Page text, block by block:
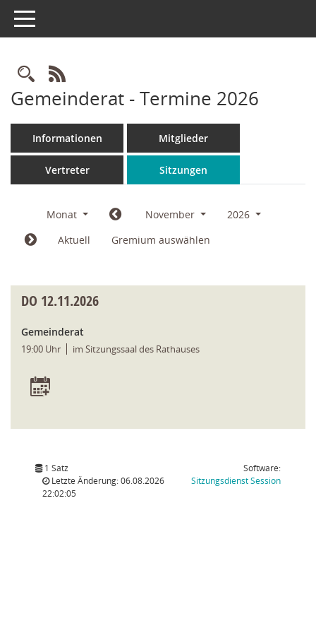
Toggle navigation
Rechercheauswahl
RSS-Feed
Gemeinderat - Termine 2026
Informationen Mitglieder
Vertreter Sitzungen
Monat November
2026
Aktuell
Gremium auswählen
DO 12.11.2026
Gemeinderat
19:00 Uhr im Sitzungssaal des Rathauses
1 Satz
Letzte Änderung: 06.08.2026
22:02:05
Software:
SitzungsdienstSession(Wird in